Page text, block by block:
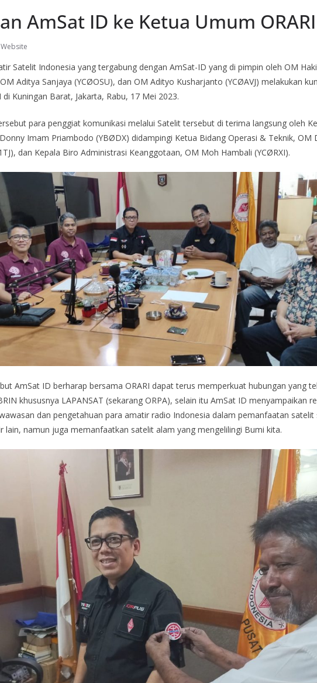
AmSat ID ke Ketua Umum ORARI
Satelit Indonesia yang tergabung dengan AmSat-ID yang di pimpin oleh OM
Aditya Sanjaya (YCØOSU), dan OM Adityo Kusharjanto (YCØAVJ) melakukan
Kuningan Barat, Jakarta, Rabu, 17 Mei 2023.
para penggiat komunikasi melalui Satelit tersebut di terima langsung oleh
Imam Priambodo (YBØDX) didampingi Ketua Bidang Operasi & Teknik, OM
dan Kepala Biro Administrasi Keanggotaan, OM Moh Hambali (YCØRXI).
AmSat ID berharap bersama ORARI dapat terus memperkuat hubungan yang
khususnya LAPANSAT (sekarang ORPA), selain itu AmSat ID menyampaikan
dan pengetahuan para amatir radio Indonesia dalam pemanfaatan satelit
lain, namun juga memanfaatkan satelit alam yang mengelilingi Bumi kita.